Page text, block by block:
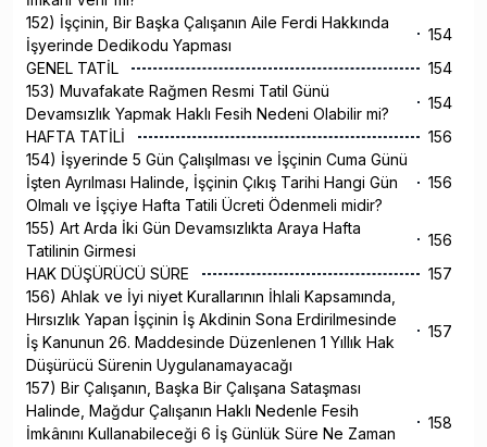
152) İşçinin, Bir Başka Çalışanın Aile Ferdi Hakkında
İşyerinde Dedikodu Yapması
154
GENEL TATİL
154
153) Muvafakate Rağmen Resmi Tatil Günü
Devamsızlık Yapmak Haklı Fesih Nedeni Olabilir mi?
154
HAFTA TATİLİ
156
154) İşyerinde 5 Gün Çalışılması ve İşçinin Cuma Günü
İşten Ayrılması Halinde, İşçinin Çıkış Tarihi Hangi Gün
Olmalı ve İşçiye Hafta Tatili Ücreti Ödenmeli midir?
156
155) Art Arda İki Gün Devamsızlıkta Araya Hafta
Tatilinin Girmesi
156
HAK DÜŞÜRÜCÜ SÜRE
157
156) Ahlak ve İyi niyet Kurallarının İhlali Kapsamında,
Hırsızlık Yapan İşçinin İş Akdinin Sona Erdirilmesinde
İş Kanunun 26. Maddesinde Düzenlenen 1 Yıllık Hak
Düşürücü Sürenin Uygulanamayacağı
157
157) Bir Çalışanın, Başka Bir Çalışana Sataşması
Halinde, Mağdur Çalışanın Haklı Nedenle Fesih
İmkânını Kullanabileceği 6 İş Günlük Süre Ne Zaman
158